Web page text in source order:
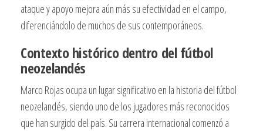
ataque y apoyo mejora aún más su efectividad en el campo,
diferenciándolo de muchos de sus contemporáneos.
Contexto histórico dentro del fútbol
neozelandés
Marco Rojas ocupa un lugar significativo en la historia del fútbol
neozelandés, siendo uno de los jugadores más reconocidos
que han surgido del país. Su carrera internacional comenzó a